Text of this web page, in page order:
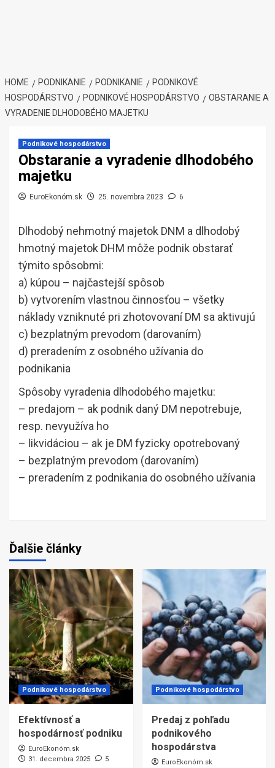
HOME PODNIKANIE PODNIKANIE
PODNIKOVÉ
HOSPODÁRSTVO
PODNIKOVÉ HOSPODÁRSTVO
OBSTARANIE A
VYRADENIE DLHODOBÉHO MAJETKU
Podnikové hospodárstvo
Obstaranie a vyradenie dlhodobého
majetku
EuroEkonóm.sk 25. novembra 2023 6
Dlhodobý nehmotný majetok DNM a dlhodobý
hmotný majetok DHM môže podnik obstarať
týmito spôsobmi:
a) kúpou – najčastejší spôsob
b) vytvorením vlastnou činnosťou – všetky
náklady vzniknuté pri zhotovovaní DM sa aktivujú
c) bezplatným prevodom (darovaním)
d) preradením z osobného užívania do
podnikania
Spôsoby vyradenia dlhodobého majetku:
– predajom – ak podnik daný DM nepotrebuje,
resp. nevyužíva ho
– likvidáciou – ak je DM fyzicky opotrebovaný
– bezplatným prevodom (darovaním)
– preradením z podnikania do osobného užívania
Ďalšie články
Podnikové hospodárstvo
Efektívnosť a
hospodárnosť podniku
EuroEkonóm.sk
31. decembra 2025
5
Podnikové hospodárstvo
Predaj z pohľadu
podnikového
hospodárstva
EuroEkonóm.sk